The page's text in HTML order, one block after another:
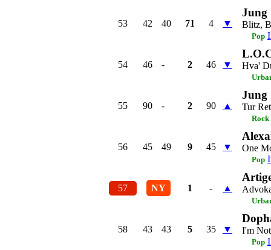
53 42 40 71 4 ▼
Jung
Blitz,
Pop
54 46 - 2 46 ▼ Hva'
55 90 - 2 90 ▲
Jung
Tur
Rock
56 45 49 9 45 ▼ One
Pop
57 NY 1 - ▲
58 43 43 5 35 ▼ I'm
Pop